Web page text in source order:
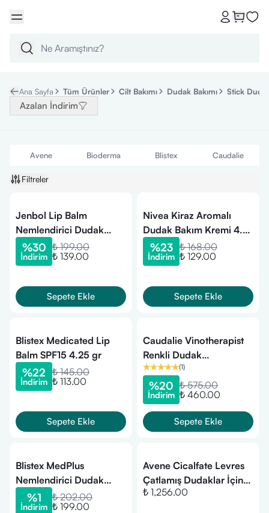
Ana Sayfa Tüm Ürünler Cilt Bakımı Dudak Bakımı Stick
Azalan İndirim
Avene Bioderma Blistex Caudalie
Filtreler
Jenbol Lip Balm
Nemlendirici Dudak
Bakım Kremi Çilek Spf
20 5 gr
%30
İndirim
₺ 199.00
₺ 139.00
Sepete Ekle
Nivea Kiraz Aromalı
Dudak Bakım Kremi 4.8
gr%23
İndirim
₺ 168.00
₺ 129.00
Sepete Ekle
Blistex Medicated Lip
Balm SPF15 4.25 gr
%22
İndirim
₺ 145.00
₺ 113.00
Sepete Ekle
Caudalie Vinotherapist
Renkli Dudak
Nemlendiricisi 4.5 gr
(1)
%20
İndirim
₺ 575.00
₺ 460.00
Sepete Ekle
Blistex MedPlus
Nemlendirici Dudak
Koruyucu 4.25 gr
%1
İndirim
₺ 202.00
₺ 199.00
Avene Cicalfate Levres
Çatlamış Dudaklar İçin
Balsam 10 ml
₺ 1,256.00